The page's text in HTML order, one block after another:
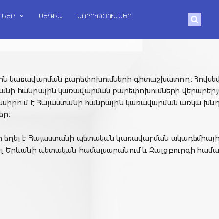
ՄԵԴԻԱ
ՆՈՐՈՒԹՅՈՒՆՆԵՐ
Search
կառավարման բարեփոխումների գիտաշխատող։
հանրային կառավարման բարեփոխումների
է Հայաստանի հանրային կառավարման առկա
եղել է Հայաստանի պետական ​​կառավարման
Երևանի պետական ​​համալսարանում և Զալցբուրգի